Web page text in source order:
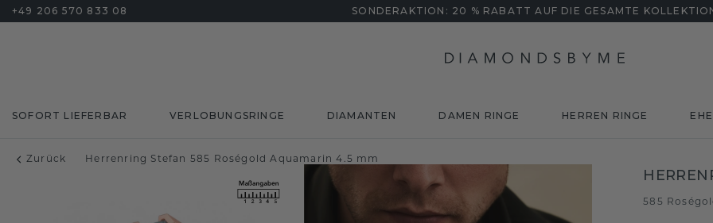
+49 206 570 833 08 SONDERAKTION: 20 % RABATT AUF DIE GESAMTE
SOFORT LIEFERBAR VERLOBUNGSRINGE DIAMANTEN DAMEN RINGE HERREN RINGE
Zurück Herrenring Stefan 585 Roségold Aquamarin 4.5 mm
585